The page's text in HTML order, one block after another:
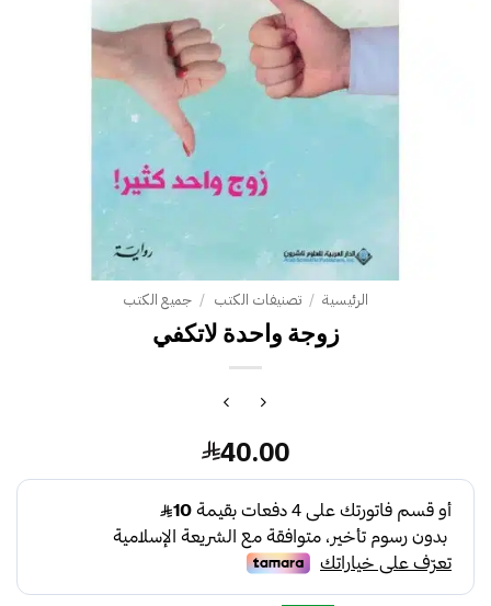
الرئيسية / تصنيفات الكتب / جميع الكتب
زوجة واحدة لاتكفي
40.00